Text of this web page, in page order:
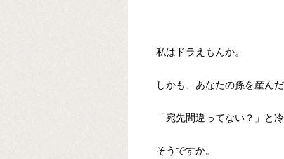
私はドラえもんか。
しかも、あなたの孫を産ん
「宛先間違ってない？」と
そうですか。